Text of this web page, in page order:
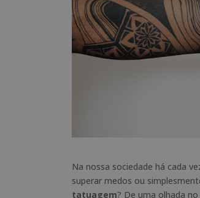
Na nossa sociedade há cada
superar medos ou
tatuagem? De uma olhada